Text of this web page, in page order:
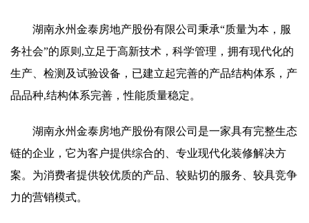
湖南永州金泰房地产股份有限公司秉承“质量为本，服
务社会”的原则,立足于高新技术，科学管理，拥有现代化的
生产、检测及试验设备，已建立起完善的产品结构体系，产
品品种,结构体系完善，性能质量稳定。
湖南永州金泰房地产股份有限公司是一家具有完整生态
链的企业，它为客户提供综合的、专业现代化装修解决方
案。为消费者提供较优质的产品、较贴切的服务、较具竞争
力的营销模式。